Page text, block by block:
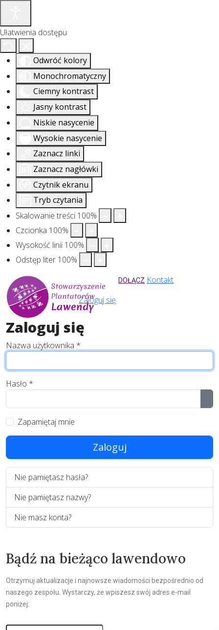
Ułatwienia dostępu
Odwróć kolory
Monochromatyczny
Ciemny kontrast
Jasny kontrast
Niskie nasycenie
Wysokie nasycenie
Zaznacz linki
Zaznacz nagłówki
Czytnik ekranu
Tryb czytania
Skalowanie treści 100%
Czcionka 100%
Wysokość linii 100%
Odstęp liter 100%
DOŁĄCZ Kontakt
Zaloguj się
Zaloguj się
Nazwa użytkownika *
Hasło *
Zapamiętaj mnie
Zaloguj
Nie pamiętasz hasła?
Nie pamiętasz nazwy?
Nie masz konta?
Bądź na bieżąco lawendowo
Otrzymuj aktualizacje i najnowsze wiadomości bezpośrednio od
naszego zespołu. Wystarczy, że wpiszesz swój adres e-mail
poniżej: